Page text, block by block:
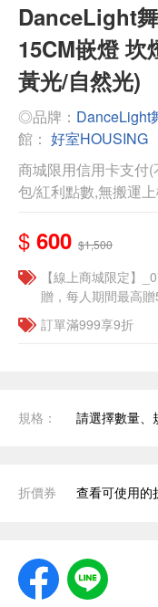
DanceLight
15CM嵌燈 坎
黃光/自然光)
◎品牌： DanceLight
館： 好室HOUSING
商城限用信用卡支付
包/紅利點數,無搬運
$ 600 $1,500
【線上商城限定】
贈，每人期間最高
訂單滿999享9折
規格： 請選擇數量、
折價券 查看可使用的